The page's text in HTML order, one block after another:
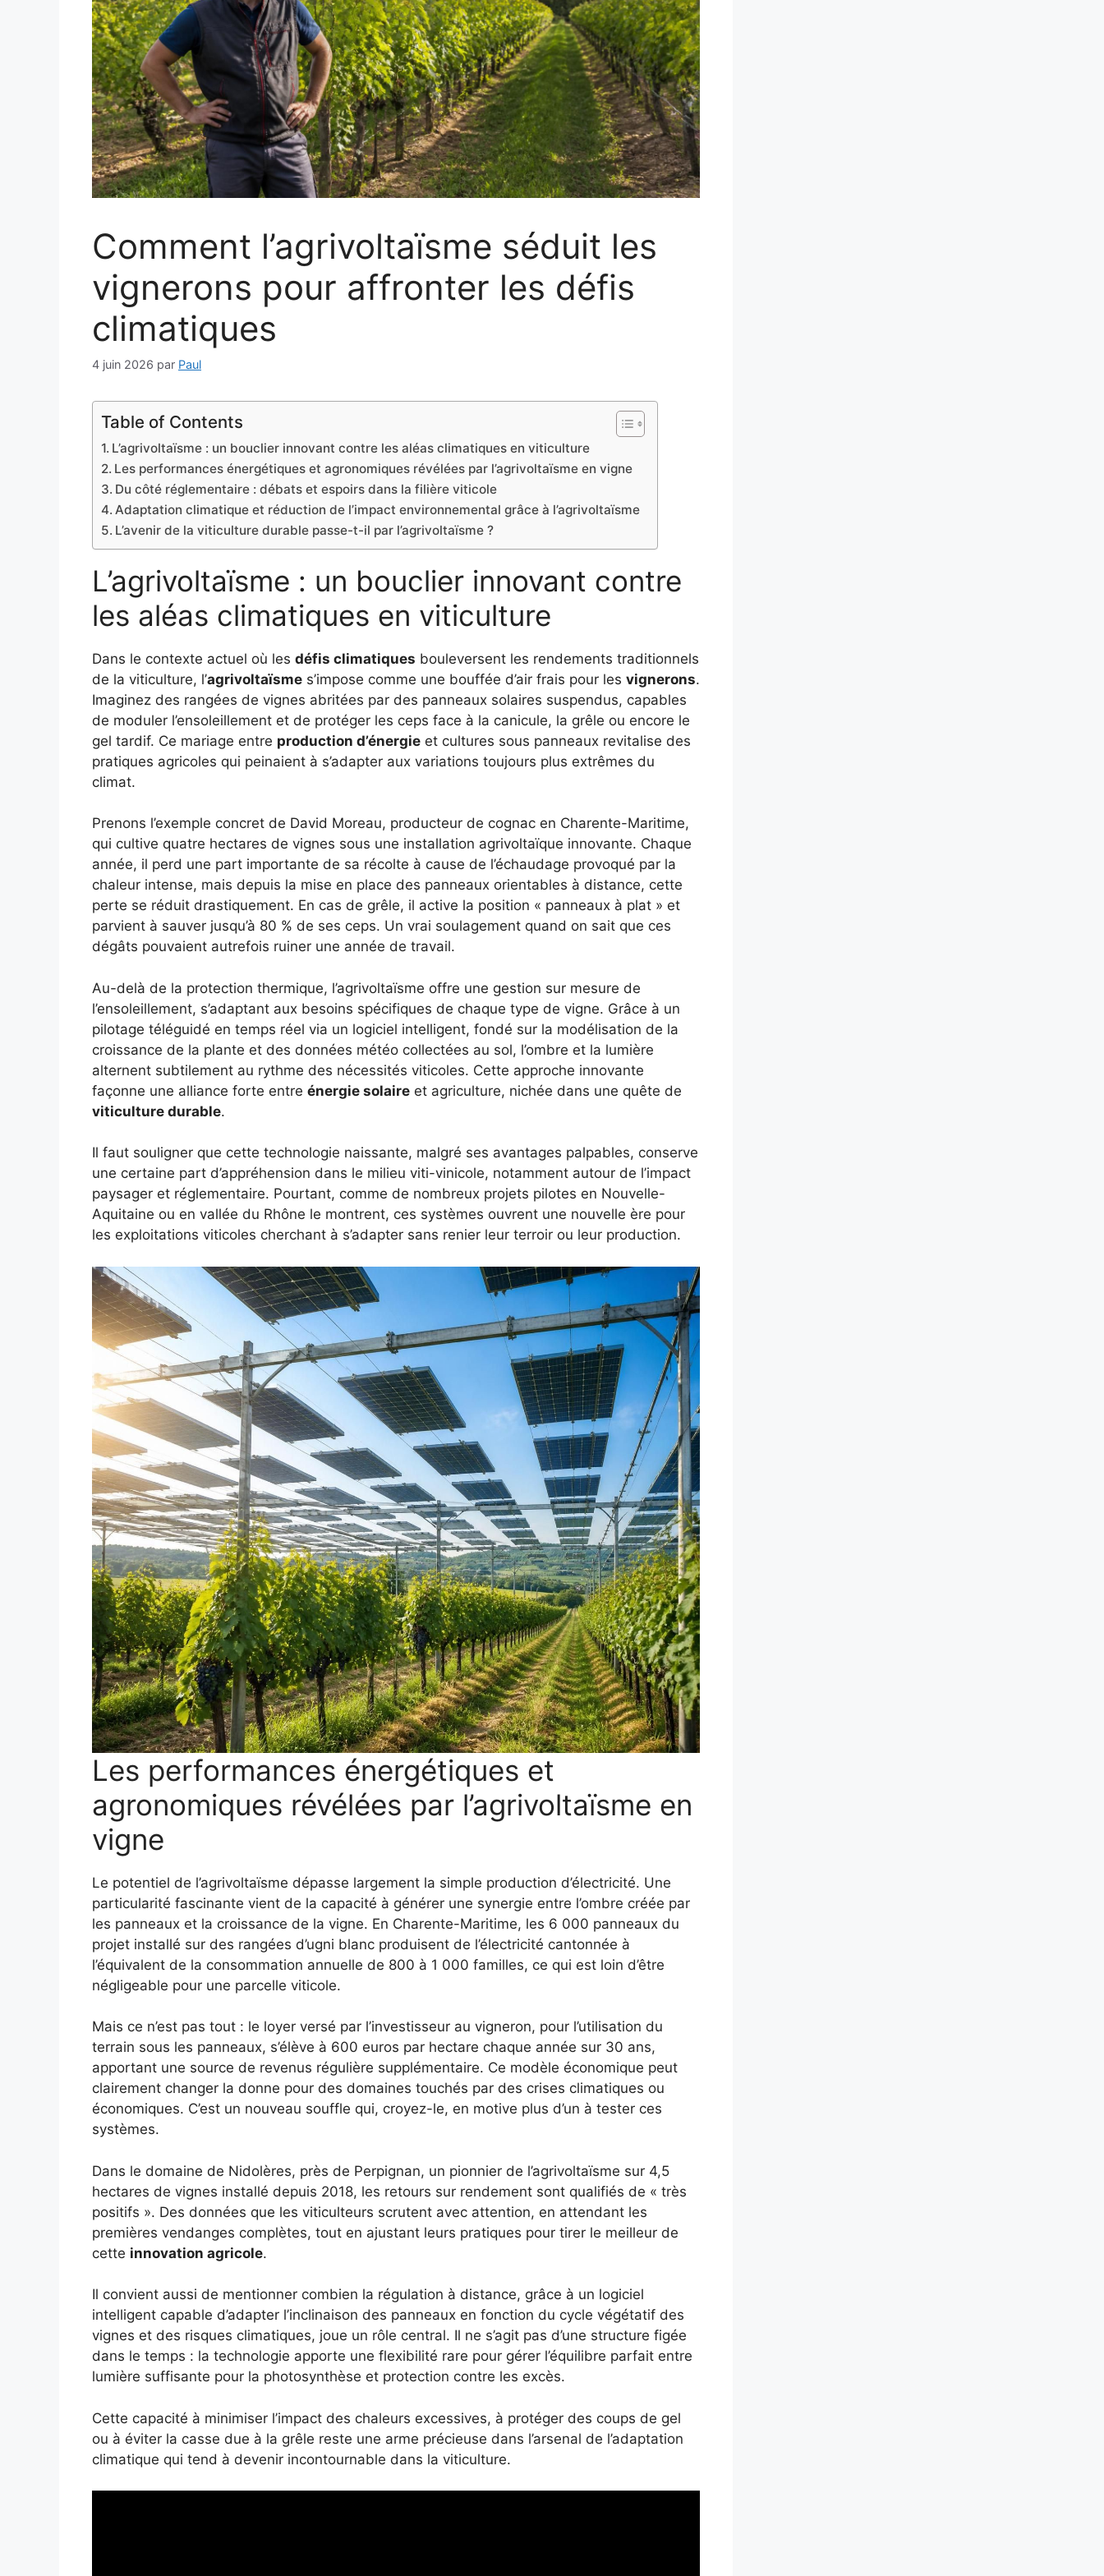
Comment l’agrivoltaïsme séduit les
vignerons pour affronter les défis
climatiques
4 juin 2026 par Paul
Table of Contents
L’agrivoltaïsme : un bouclier innovant contre les aléas climatiques en viticulture
Les performances énergétiques et agronomiques révélées par l’agrivoltaïsme en vigne
Du côté réglementaire : débats et espoirs dans la filière viticole
Adaptation climatique et réduction de l’impact environnemental grâce à l’agrivoltaïsme
L’avenir de la viticulture durable passe-t-il par l’agrivoltaïsme ?
L’agrivoltaïsme : un bouclier innovant contre
les aléas climatiques en viticulture
Dans le contexte actuel où les défis climatiques bouleversent les rendements traditionnels
de la viticulture, l’agrivoltaïsme s’impose comme une bouffée d’air frais pour les vignerons.
Imaginez des rangées de vignes abritées par des panneaux solaires suspendus, capables
de moduler l’ensoleillement et de protéger les ceps face à la canicule, la grêle ou encore le
gel tardif. Ce mariage entre production d’énergie et cultures sous panneaux revitalise des
pratiques agricoles qui peinaient à s’adapter aux variations toujours plus extrêmes du
climat.
Prenons l’exemple concret de David Moreau, producteur de cognac en Charente-Maritime,
qui cultive quatre hectares de vignes sous une installation agrivoltaïque innovante. Chaque
année, il perd une part importante de sa récolte à cause de l’échaudage provoqué par la
chaleur intense, mais depuis la mise en place des panneaux orientables à distance, cette
perte se réduit drastiquement. En cas de grêle, il active la position « panneaux à plat » et
parvient à sauver jusqu’à 80 % de ses ceps. Un vrai soulagement quand on sait que ces
dégâts pouvaient autrefois ruiner une année de travail.
Au-delà de la protection thermique, l’agrivoltaïsme offre une gestion sur mesure de
l’ensoleillement, s’adaptant aux besoins spécifiques de chaque type de vigne. Grâce à un
pilotage téléguidé en temps réel via un logiciel intelligent, fondé sur la modélisation de la
croissance de la plante et des données météo collectées au sol, l’ombre et la lumière
alternent subtilement au rythme des nécessités viticoles. Cette approche innovante
façonne une alliance forte entre énergie solaire et agriculture, nichée dans une quête de
viticulture durable.
Il faut souligner que cette technologie naissante, malgré ses avantages palpables, conserve
une certaine part d’appréhension dans le milieu viti-vinicole, notamment autour de l’impact
paysager et réglementaire. Pourtant, comme de nombreux projets pilotes en Nouvelle-
Aquitaine ou en vallée du Rhône le montrent, ces systèmes ouvrent une nouvelle ère pour
les exploitations viticoles cherchant à s’adapter sans renier leur terroir ou leur production.
Les performances énergétiques et
agronomiques révélées par l’agrivoltaïsme en
vigne
Le potentiel de l’agrivoltaïsme dépasse largement la simple production d’électricité. Une
particularité fascinante vient de la capacité à générer une synergie entre l’ombre créée par
les panneaux et la croissance de la vigne. En Charente-Maritime, les 6 000 panneaux du
projet installé sur des rangées d’ugni blanc produisent de l’électricité cantonnée à
l’équivalent de la consommation annuelle de 800 à 1 000 familles, ce qui est loin d’être
négligeable pour une parcelle viticole.
Mais ce n’est pas tout : le loyer versé par l’investisseur au vigneron, pour l’utilisation du
terrain sous les panneaux, s’élève à 600 euros par hectare chaque année sur 30 ans,
apportant une source de revenus régulière supplémentaire. Ce modèle économique peut
clairement changer la donne pour des domaines touchés par des crises climatiques ou
économiques. C’est un nouveau souffle qui, croyez-le, en motive plus d’un à tester ces
systèmes.
Dans le domaine de Nidolères, près de Perpignan, un pionnier de l’agrivoltaïsme sur 4,5
hectares de vignes installé depuis 2018, les retours sur rendement sont qualifiés de « très
positifs ». Des données que les viticulteurs scrutent avec attention, en attendant les
premières vendanges complètes, tout en ajustant leurs pratiques pour tirer le meilleur de
cette innovation agricole.
Il convient aussi de mentionner combien la régulation à distance, grâce à un logiciel
intelligent capable d’adapter l’inclinaison des panneaux en fonction du cycle végétatif des
vignes et des risques climatiques, joue un rôle central. Il ne s’agit pas d’une structure figée
dans le temps : la technologie apporte une flexibilité rare pour gérer l’équilibre parfait entre
lumière suffisante pour la photosynthèse et protection contre les excès.
Cette capacité à minimiser l’impact des chaleurs excessives, à protéger des coups de gel
ou à éviter la casse due à la grêle reste une arme précieuse dans l’arsenal de l’adaptation
climatique qui tend à devenir incontournable dans la viticulture.